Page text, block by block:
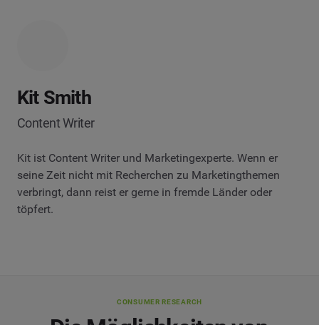
Kit Smith
Content Writer
Kit ist Content Writer und Marketingexperte. Wenn er
seine Zeit nicht mit Recherchen zu Marketingthemen
verbringt, dann reist er gerne in fremde Länder oder
töpfert.
CONSUMER RESEARCH